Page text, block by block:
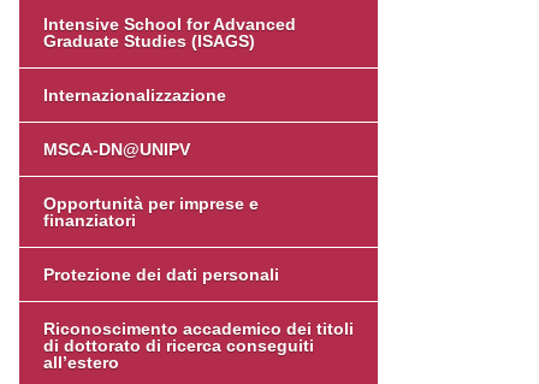
Intensive School for Advanced
Graduate Studies (ISAGS)
Internazionalizzazione
MSCA-DN@UNIPV
Opportunità per imprese e
finanziatori
Protezione dei dati personali
Riconoscimento accademico dei titoli
di dottorato di ricerca conseguiti
all’estero